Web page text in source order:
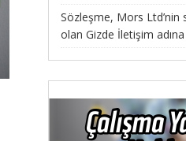
Sözleşme, Mors Ltd’nin
olan Gizde İletişim adına